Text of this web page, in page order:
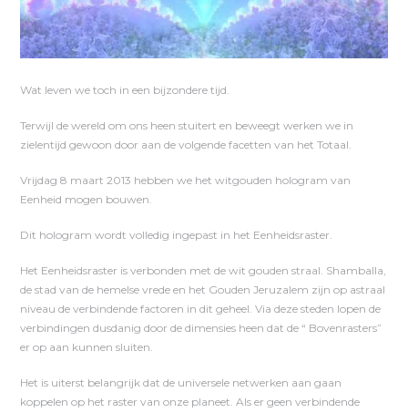
Wat leven we toch in een bijzondere tijd.
Terwijl de wereld om ons heen stuitert en beweegt werken we in
zielentijd gewoon door aan de volgende facetten van het Totaal.
Vrijdag 8 maart 2013 hebben we het witgouden hologram van
Eenheid mogen bouwen.
Dit hologram wordt volledig ingepast in het Eenheidsraster.
Het Eenheidsraster is verbonden met de wit gouden straal. Shamballa,
de stad van de hemelse vrede en het Gouden Jeruzalem zijn op astraal
niveau de verbindende factoren in dit geheel. Via deze steden lopen de
verbindingen dusdanig door de dimensies heen dat de “ Bovenrasters”
er op aan kunnen sluiten.
Het is uiterst belangrijk dat de universele netwerken aan gaan
koppelen op het raster van onze planeet. Als er geen verbindende